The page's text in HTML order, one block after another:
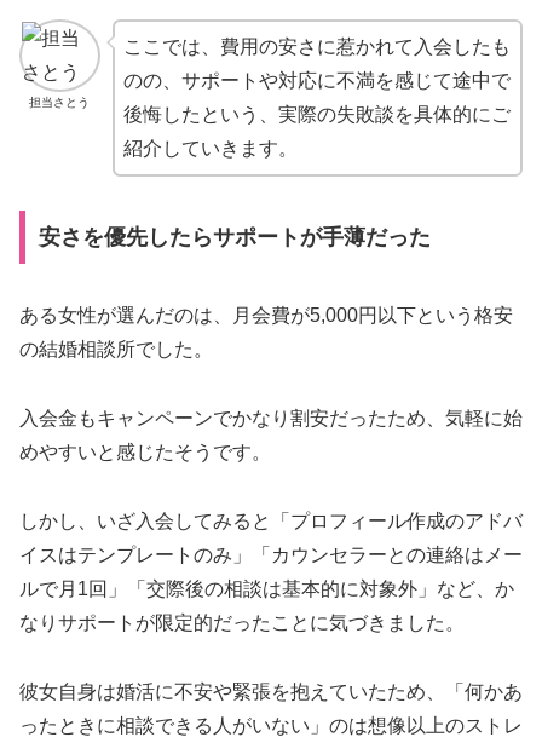
担当さとう
ここでは、費用の安さに惹かれて入会したも
のの、サポートや対応に不満を感じて途中で
後悔したという、実際の失敗談を具体的にご
紹介していきます。
安さを優先したらサポートが手薄だった
ある女性が選んだのは、月会費が5,000円以下という格安
の結婚相談所でした。
入会金もキャンペーンでかなり割安だったため、気軽に始
めやすいと感じたそうです。
しかし、いざ入会してみると「プロフィール作成のアドバ
イスはテンプレートのみ」「カウンセラーとの連絡はメー
ルで月1回」「交際後の相談は基本的に対象外」など、か
なりサポートが限定的だったことに気づきました。
彼女自身は婚活に不安や緊張を抱えていたため、「何かあ
ったときに相談できる人がいない」のは想像以上のストレ